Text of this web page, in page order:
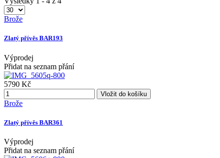
Brože
Zlatý přívěs BAR193
Výprodej
Přidat na seznam přání
5790 Kč
Vložit do košíku
Brože
Zlatý přívěs BAR361
Výprodej
Přidat na seznam přání